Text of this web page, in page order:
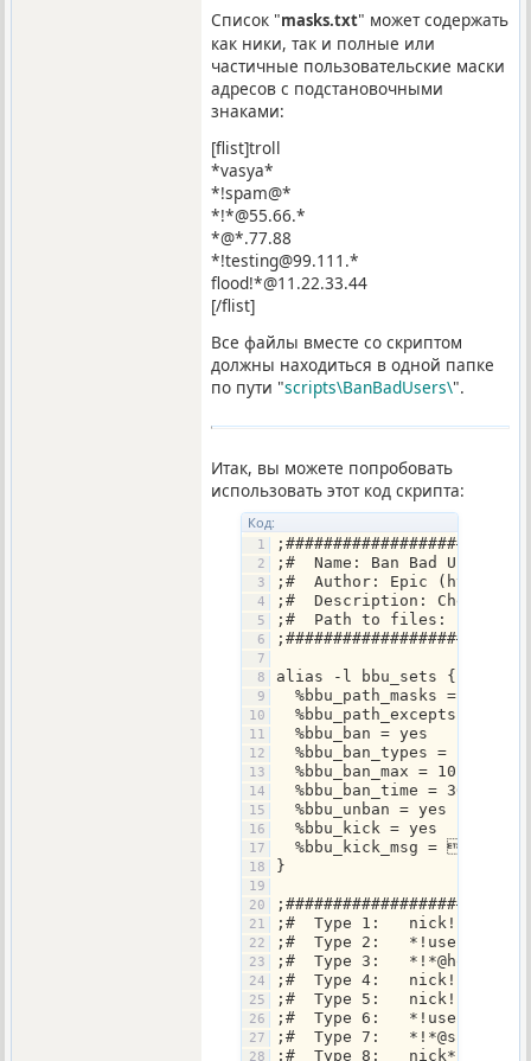
Список "masks.txt" может содержать
как ники, так и полные или
частичные пользовательские маски
адресов с подстановочными
знаками:
[flist]troll
*vasya*
*!spam@*
*!*@55.66.*
*@*.77.88
*!testing@99.111.*
flood!*@11.22.33.44
[/flist]
Все файлы вместе со скриптом
должны находиться в одной папке
по пути "scripts\BanBadUsers\".
Итак, вы можете попробовать
использовать этот код скрипта:
Код:
;#  Name: Ban Bad Users
;#  Author: Epic (http://
;#  Description: Checks
;#  Path to files:
alias -l bbu_sets {
%bbu_path_masks =
%bbu_path_excepts =
  %bbu_ban = yes
  %bbu_ban_types = 1,3,9
  %bbu_ban_max = 10
  %bbu_ban_time = 3600
  %bbu_unban = yes
  %bbu_kick = yes
%bbu_kick_msg = 14Your
}
;#  Type 1:   nick!*@*
;#  Type 2:   *!user@*
;#  Type 3:   *!*@host
;#  Type 4:
;#  Type 5:
;#  Type 6:
;#  Type 7:
;#  Type 8: